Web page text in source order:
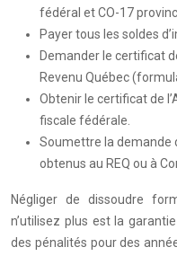
fédéral et CO-17
Payer tous les soldes
Demander le certificat
Revenu Québec
Obtenir le certificat de
fiscale fédérale.
Soumettre la demande
obtenus au REQ ou à
Négliger de dissoudre
n’utilisez plus est la
des pénalités pour des